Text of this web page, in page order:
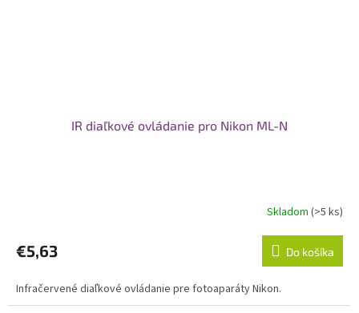
IR diaľkové ovládanie pro Nikon ML-N
Skladom (>5 ks)
€5,63 Do košíka
Infračervené diaľkové ovládanie pre fotoaparáty Nikon.